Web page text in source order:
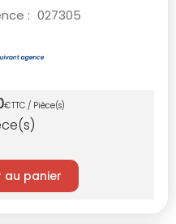
: 027305
€TTC / Pièce(s)
au panier